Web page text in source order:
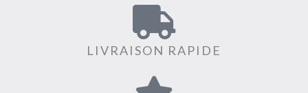
LIVRAISON RAPIDE